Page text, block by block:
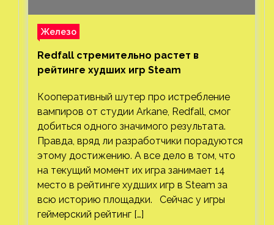
Железо
Redfall стремительно растет в
рейтинге худших игр Steam
Кооперативный шутер про истребление
вампиров от студии Arkane, Redfall, смог
добиться одного значимого результата.
Правда, вряд ли разработчики порадуются
этому достижению. А все дело в том, что
на текущий момент их игра занимает 14
место в рейтинге худших игр в Steam за
всю историю площадки. Сейчас у игры
геймерский рейтинг […]